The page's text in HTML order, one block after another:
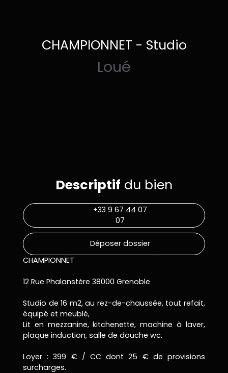
CHAMPIONNET - Studio
Loué
Descriptif du bien
+33 9 67 44 07
07
Déposer dossier
CHAMPIONNET
12 Rue Phalanstère 38000 Grenoble
Studio de 16 m2, au rez-de-chaussée, tout refait,
équipé et meublé,
Lit en mezzanine, kitchenette, machine à laver,
plaque induction, salle de douche wc.
Loyer : 399 € / CC dont 25 € de provisions
surcharges.